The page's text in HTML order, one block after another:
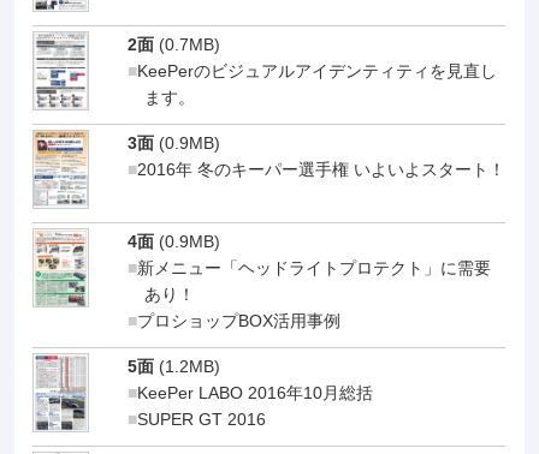
2面 (0.7MB)
KeePerのビジュアルアイデンティティを見直し
ます。
3面 (0.9MB)
2016年 冬のキーパー選手権 いよいよスタート！
4面 (0.9MB)
新メニュー「ヘッドライトプロテクト」に需要
あり！
プロショップBOX活用事例
5面 (1.2MB)
KeePer LABO 2016年10月総括
SUPER GT 2016